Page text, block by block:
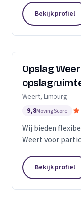
Bekijk profiel
Opslag
Weert, Limburg
9,8Moving Score
Wij bieden
Weert voor
Bekijk profiel